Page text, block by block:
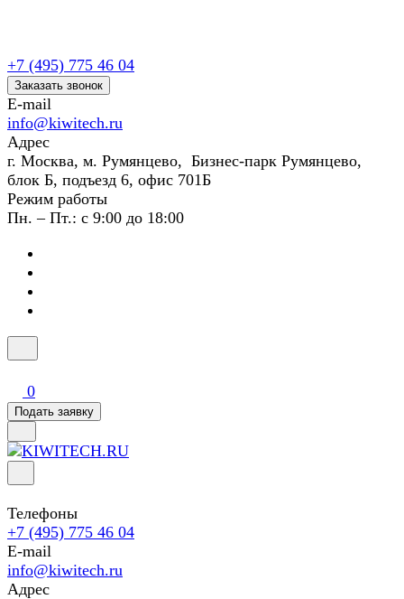
+7 (495) 775 46 04
Заказать звонок
E-mail
info@kiwitech.ru
Адрес
г. Москва, м. Румянцево, Бизнес-парк Румянцево,
блок Б, подъезд 6, офис 701Б
Режим работы
Пн. – Пт.: с 9:00 до 18:00
0
Подать заявку
Телефоны
+7 (495) 775 46 04
E-mail
info@kiwitech.ru
Адрес